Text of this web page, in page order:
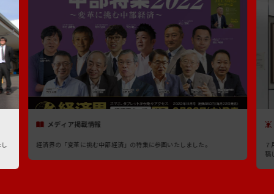
メディア掲載情報
経済界の「変革に挑む中部経済」の特集に参画いたしました。
７
稿